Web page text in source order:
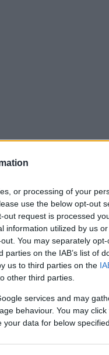
or processing of your
use the below opt-out
request is processed
information utilized by us
You may separately
on the IAB’s list of
us to third parties on the
other third parties.
services and may
behaviour. You may
data for below
αποκαλύπτεται μια
της, προσπαθώντας
ιατροδικαστή
ο δράστης της
συναισθηματική
γνωρίζει κανείς.